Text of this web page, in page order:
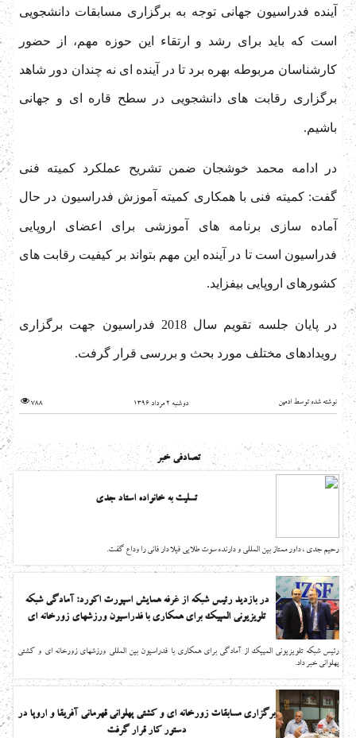
آینده فدراسیون جهانی توجه به برگزاری مسابقات دانشجویی
است که باید برای رشد و ارتقاء این حوزه مهم، از حضور
کارشناسان مربوطه بهره برد تا در آینده ای نه چندان دور شاهد
برگزاری رقابت های دانشجویی در سطح قاره ای و جهانی
باشیم.
در ادامه محمد خوشجان ضمن تشریح عملکرد کمیته فنی
گفت: کمیته فنی با همکاری کمیته آموزش فدراسیون در حال
آماده سازی برنامه های آموزشی برای اعضای اروپایی
فدراسیون است تا در آینده این مهم بتواند بر کیفیت رقابت های
کشورهای اروپایی بیفزاید.
در پایان جلسه تقویم سال 2018 فدراسیون جهت برگزاری
رویدادهای مختلف مورد بحث و بررسی قرار گرفت.
نوشته شده توسط ادمین دوشنبه 2 مرداد 1396 788
تصادفی خبر
تسلیت به خانواده استاد جدی
رحیم جدی ، داور ممتاز بین المللی و دارنده سوت طلایی فیلا دار فانی را وداع گفت.
در بازدید رئیس شبکه از غرفه همایش اسپورت اکورد: آمادگی شبکه
تلویزیونی المپیک برای همکاری با فدراسیون ورزشهای زورخانه ای
رئیس شبکه تلویزیونی المپیک از آمادگی برای همکاری با فدراسیون بین المللی ورزشهای زورخانه ای و کشتی
پهلوانی خبر داد.
برگزاری مسابقات زورخانه ای و کشتی پهلوانی قهرمانی آفریقا و اروپا در
دستور کار قرار گرفت